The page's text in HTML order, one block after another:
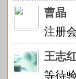
曹晶
注册
王志
等待